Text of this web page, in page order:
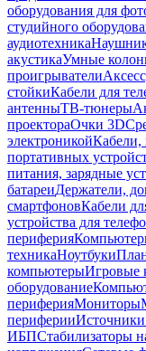
оборудования для
студийного
аудиотехника
акустикаУмные
проигрыватели
стойкиКабели для
антенныТВ-тюнеры
проектораОчки 3D
электроникойКабели,
портативных
питания, зарядные
батареиДержатели,
смартфоновКабели
устройства для
периферия
техникаНоутбуки
компьютерыИгровые
оборудование
периферияМониторы
периферииИсточники
ИБПСтабилизаторы